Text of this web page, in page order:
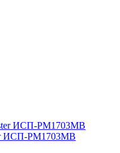
ИСП-PM1703MВ